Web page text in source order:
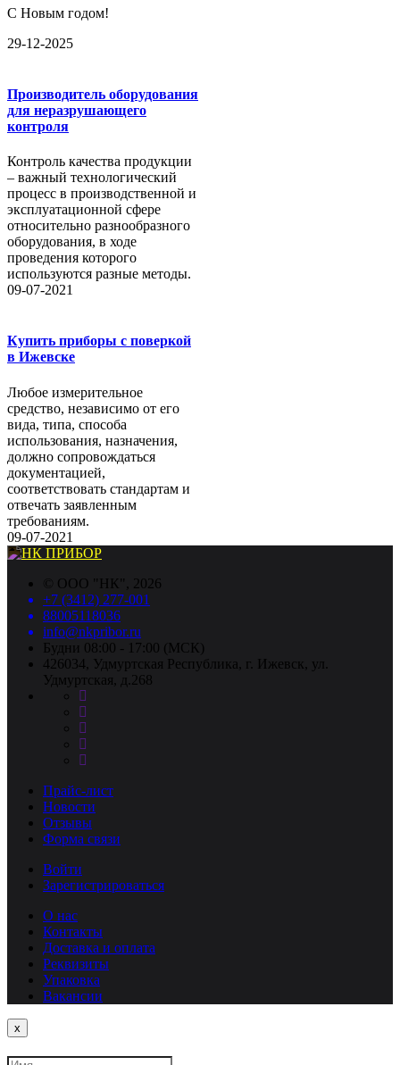
С Новым годом!
29-12-2025
Производитель оборудования
для неразрушающего
контроля
Контроль качества продукции
– важный технологический
процесс в производственной и
эксплуатационной сфере
относительно разнообразного
оборудования, в ходе
проведения которого
используются разные методы.
09-07-2021
Купить приборы с поверкой
в Ижевске
Любое измерительное
средство, независимо от его
вида, типа, способа
использования, назначения,
должно сопровождаться
документацией,
соответствовать стандартам и
отвечать заявленным
требованиям.
09-07-2021
© ООО "НК", 2026
+7 (3412) 277-001
88005118036
info@nkpribor.ru
Будни 08:00 - 17:00 (МСК)
426034, Удмуртская Республика, г. Ижевск, ул.
Удмуртская, д.268
Прайс-лист
Новости
Отзывы
Форма связи
Войти
Зарегистрироваться
О нас
Контакты
Доставка и оплата
Реквизиты
Упаковка
Вакансии
x